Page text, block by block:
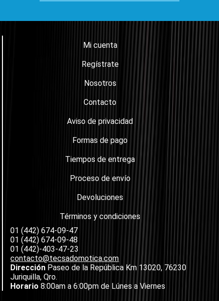
Mi cuenta
Regístrate
Nosotros
Contacto
Aviso de privacidad
Formas de pago
Tiempos de entrega
Proceso de envío
Devoluciones
Términos y condiciones
01 (442) 674-09-47
01 (442) 674-09-48
01 (442)-403-47-23
contacto@tecsadomotica.com
Dirección Paseo de la República Km 13020, 76230
Juriquilla, Qro.
Horario 8:00am a 6:00pm de Lúnes a Viernes